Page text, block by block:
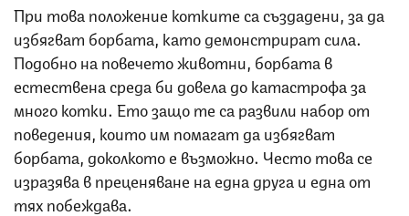
При това положение котките са създадени, за да
избягват борбата, като демонстрират сила.
Подобно на повечето животни, борбата в
естествена среда би довела до катастрофа за
много котки. Ето защо те са развили набор от
поведения, които им помагат да избягват
борбата, доколкото е възможно. Често това се
изразява в преценяване на една друга и една от
тях побеждава.